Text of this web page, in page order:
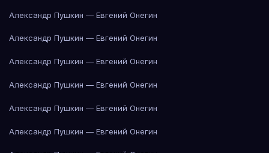
Александр Пушкин — Евгений Онегин
Александр Пушкин — Евгений Онегин
Александр Пушкин — Евгений Онегин
Александр Пушкин — Евгений Онегин
Александр Пушкин — Евгений Онегин
Александр Пушкин — Евгений Онегин